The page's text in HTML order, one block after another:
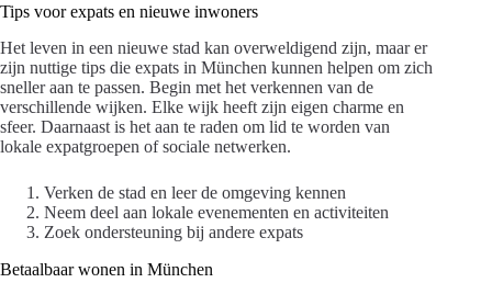
Tips voor expats en nieuwe inwoners
Het leven in een nieuwe stad kan overweldigend zijn, maar er
zijn nuttige tips die expats in München kunnen helpen om zich
sneller aan te passen. Begin met het verkennen van de
verschillende wijken. Elke wijk heeft zijn eigen charme en
sfeer. Daarnaast is het aan te raden om lid te worden van
lokale expatgroepen of sociale netwerken.
Verken de stad en leer de omgeving kennen
Neem deel aan lokale evenementen en activiteiten
Zoek ondersteuning bij andere expats
Betaalbaar wonen in München